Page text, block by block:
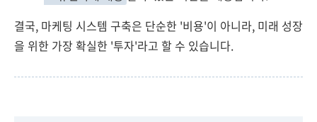
결국, 마케팅 시스템 구축은 단순한 '비용'이 아니라, 미래 성장
을 위한 가장 확실한 '투자'라고 할 수 있습니다.